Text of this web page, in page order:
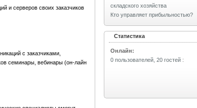
и серверов своих заказчиков
с заказчиками,
семинары, вебинары (он-лайн
складского хозяйства
Кто управляет прибыльностью?
Статистика
Онлайн:
0 пользователей, 20 гостей: